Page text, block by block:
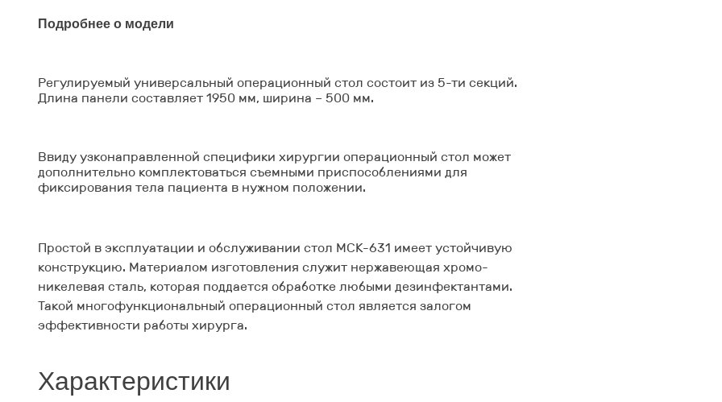
Подробнее о модели
Регулируемый универсальный операционный стол состоит из 5-ти секций.
Длина панели составляет 1950 мм, ширина – 500 мм.
Ввиду узконаправленной специфики хирургии операционный стол может
дополнительно комплектоваться съемными приспособлениями для
фиксирования тела пациента в нужном положении.
Простой в эксплуатации и обслуживании стол МСК-631 имеет устойчивую
конструкцию. Материалом изготовления служит нержавеющая хромо-
никелевая сталь, которая поддается обработке любыми дезинфектантами.
Такой многофункциональный операционный стол является залогом
эффективности работы хирурга.
Характеристики